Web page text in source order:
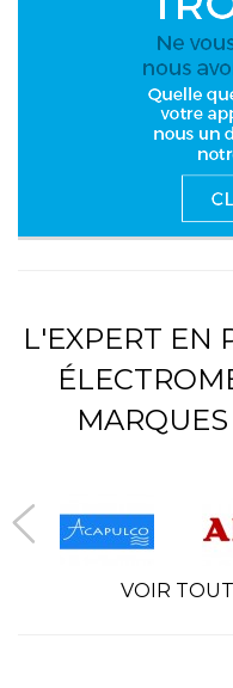
L'EXPERT EN
VOIR